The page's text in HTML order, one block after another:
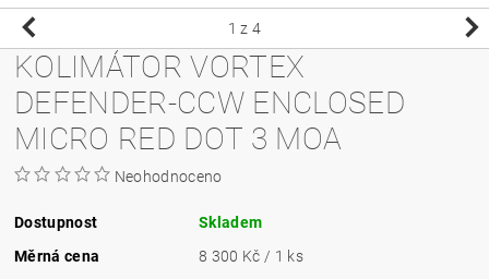
1 z 4
KOLIMÁTOR VORTEX
DEFENDER-CCW ENCLOSED
MICRO RED DOT 3 MOA
Neohodnoceno
Dostupnost
Skladem
Měrná cena
8 300 Kč / 1 ks